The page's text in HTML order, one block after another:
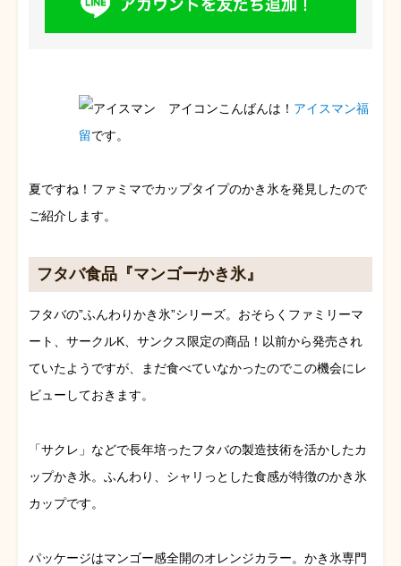
こんばんは！ アイスマン福
留です。
夏ですね！ファミマでカップタイプのかき氷を発見したので
ご紹介します。
フタバ食品『マンゴーかき氷』
フタバの”ふんわりかき氷”シリーズ。おそらくファミリーマ
ート、サークルK、サンクス限定の商品！以前から発売され
ていたようですが、まだ食べていなかったのでこの機会にレ
ビューしておきます。
「サクレ」などで長年培ったフタバの製造技術を活かしたカ
ップかき氷。ふんわり、シャリっとした食感が特徴のかき氷
カップです。
パッケージはマンゴー感全開のオレンジカラー。かき氷専門